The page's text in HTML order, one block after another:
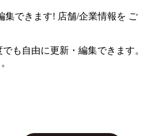
集できます! 店舗/企業情報を ご
も自由に更新・編集できます。